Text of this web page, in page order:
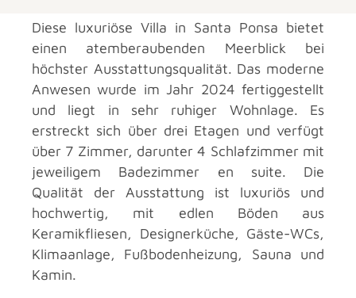
Diese luxuriöse Villa in Santa Ponsa bietet
einen atemberaubenden Meerblick bei
höchster Ausstattungsqualität. Das moderne
Anwesen wurde im Jahr 2024 fertiggestellt
und liegt in sehr ruhiger Wohnlage. Es
erstreckt sich über drei Etagen und verfügt
über 7 Zimmer, darunter 4 Schlafzimmer mit
jeweiligem Badezimmer en suite. Die
Qualität der Ausstattung ist luxuriös und
hochwertig, mit edlen Böden aus
Keramikfliesen, Designerküche, Gäste-WCs,
Klimaanlage, Fußbodenheizung, Sauna und
Kamin.